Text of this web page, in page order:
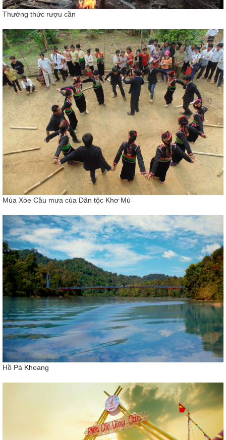
Thưởng thức rượu cần
Múa Xòe Cầu mưa của Dân tộc Khơ Mú
Hồ Pá Khoang